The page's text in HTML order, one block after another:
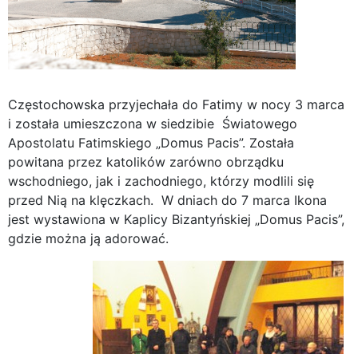
Częstochowska przyjechała do Fatimy w nocy 3 marca
i została umieszczona w siedzibie Światowego
Apostolatu Fatimskiego „Domus Pacis”. Została
powitana przez katolików zarówno obrządku
wschodniego, jak i zachodniego, którzy modlili się
przed Nią na klęczkach. W dniach do 7 marca Ikona
jest wystawiona w Kaplicy Bizantyńskiej „Domus Pacis”,
gdzie można ją adorować.